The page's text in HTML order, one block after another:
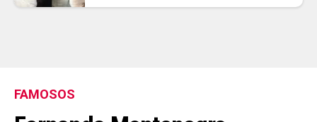
FAMOSOS